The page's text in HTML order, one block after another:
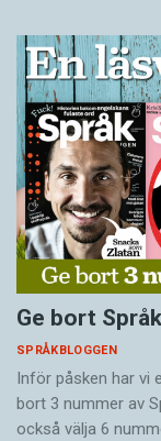
Ge bort
SPRÅKBLOGGEN
Inför påsken har vi
bort 3 nummer av
också välja 6